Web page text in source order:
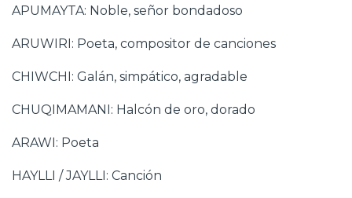
APUMAYTA: Noble, señor bondadoso
ARUWIRI: Poeta, compositor de canciones
CHIWCHI: Galán, simpático, agradable
CHUQIMAMANI: Halcón de oro, dorado
ARAWI: Poeta
HAYLLI / JAYLLI: Canción